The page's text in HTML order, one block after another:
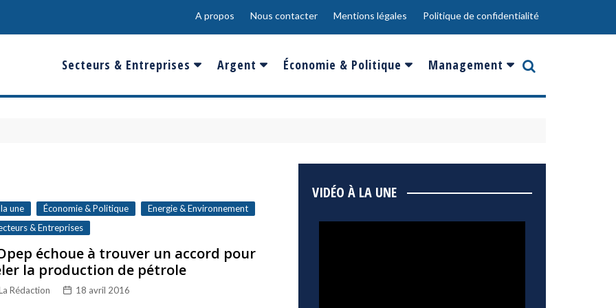
A propos Nous contacter Mentions légales Politique de confidentialité
Secteurs & Entreprises
Banques & Finances
Défense & Aéronautique
Santé & Biotechnologie
Technologies & Médias
Argent
Salaire
Epargne & Placements
Économie & Politique
France
Management
Innovation
une Économie & Politique
Energie & Environnement
& Entreprises
échoue à trouver un accord pour
la production de pétrole
Rédaction 18 avril 2016
VIDÉO À LA UNE